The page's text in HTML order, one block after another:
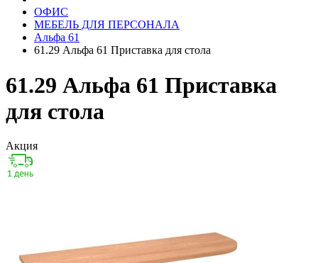
ОФИС
МЕБЕЛЬ ДЛЯ ПЕРСОНАЛА
Альфа 61
61.29 Альфа 61 Приставка для стола
61.29 Альфа 61 Приставка
для стола
Акция